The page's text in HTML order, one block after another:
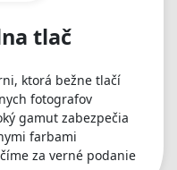
tlač
ktorá bežne tlačí
fotografov
gamut zabezpečia
farbami
za verné podanie